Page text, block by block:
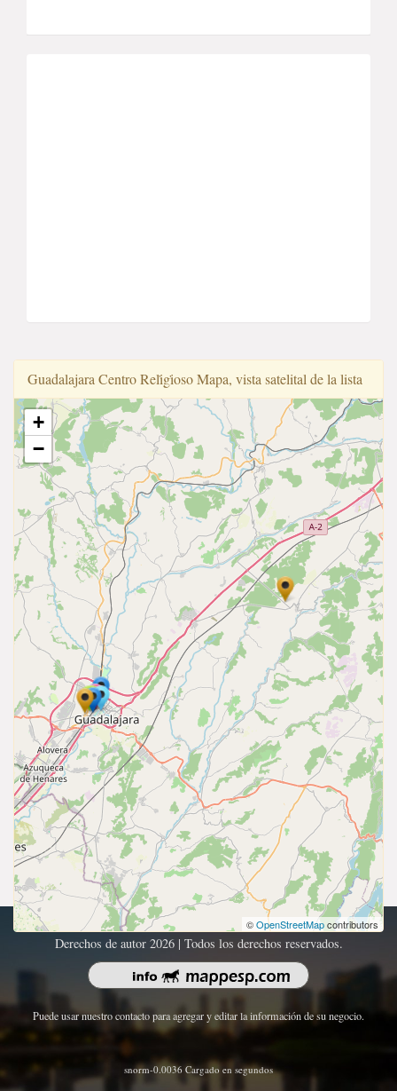
Guadalajara Centro Reli̇gi̇oso Mapa, vista satelital de la lista
+
−
©OpenStreetMapcontributors
Derechos de autor 2026 | Todos los derechos reservados.
Puede usar nuestro contacto para agregar y editar la información de su negocio.
snorm-0.0036 Cargado en segundos